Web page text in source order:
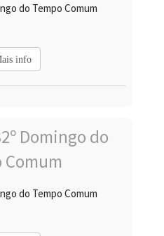
do Tempo Comum
info
do Tempo Comum